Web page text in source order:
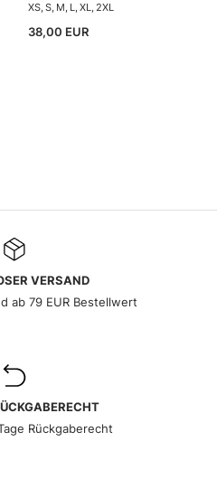
XS S M L XL 2XL
38,00 EUR
VERSAND
ab 79 EUR Bestellwert
Rückgaberecht